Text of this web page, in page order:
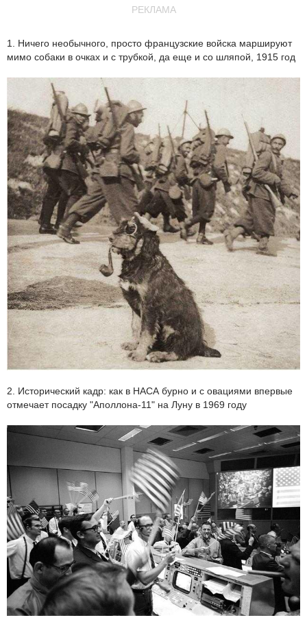
РЕКЛАМА
1. Ничего необычного, просто французские войска маршируют
мимо собаки в очках и с трубкой, да еще и со шляпой, 1915 год
2. Исторический кадр: как в НАСА бурно и с овациями впервые
отмечает посадку "Аполлона-11" на Луну в 1969 году